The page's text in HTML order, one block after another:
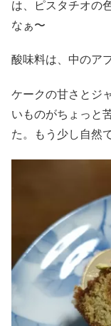
は、ピスタチオの
なぁ〜
酸味料は、中のア
ケークの甘さとジ
いものがちょっと
た。もう少し自然